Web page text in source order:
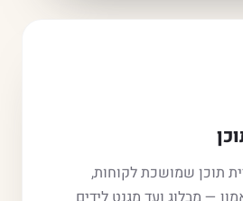
תוכן שמושכת לקוחות,